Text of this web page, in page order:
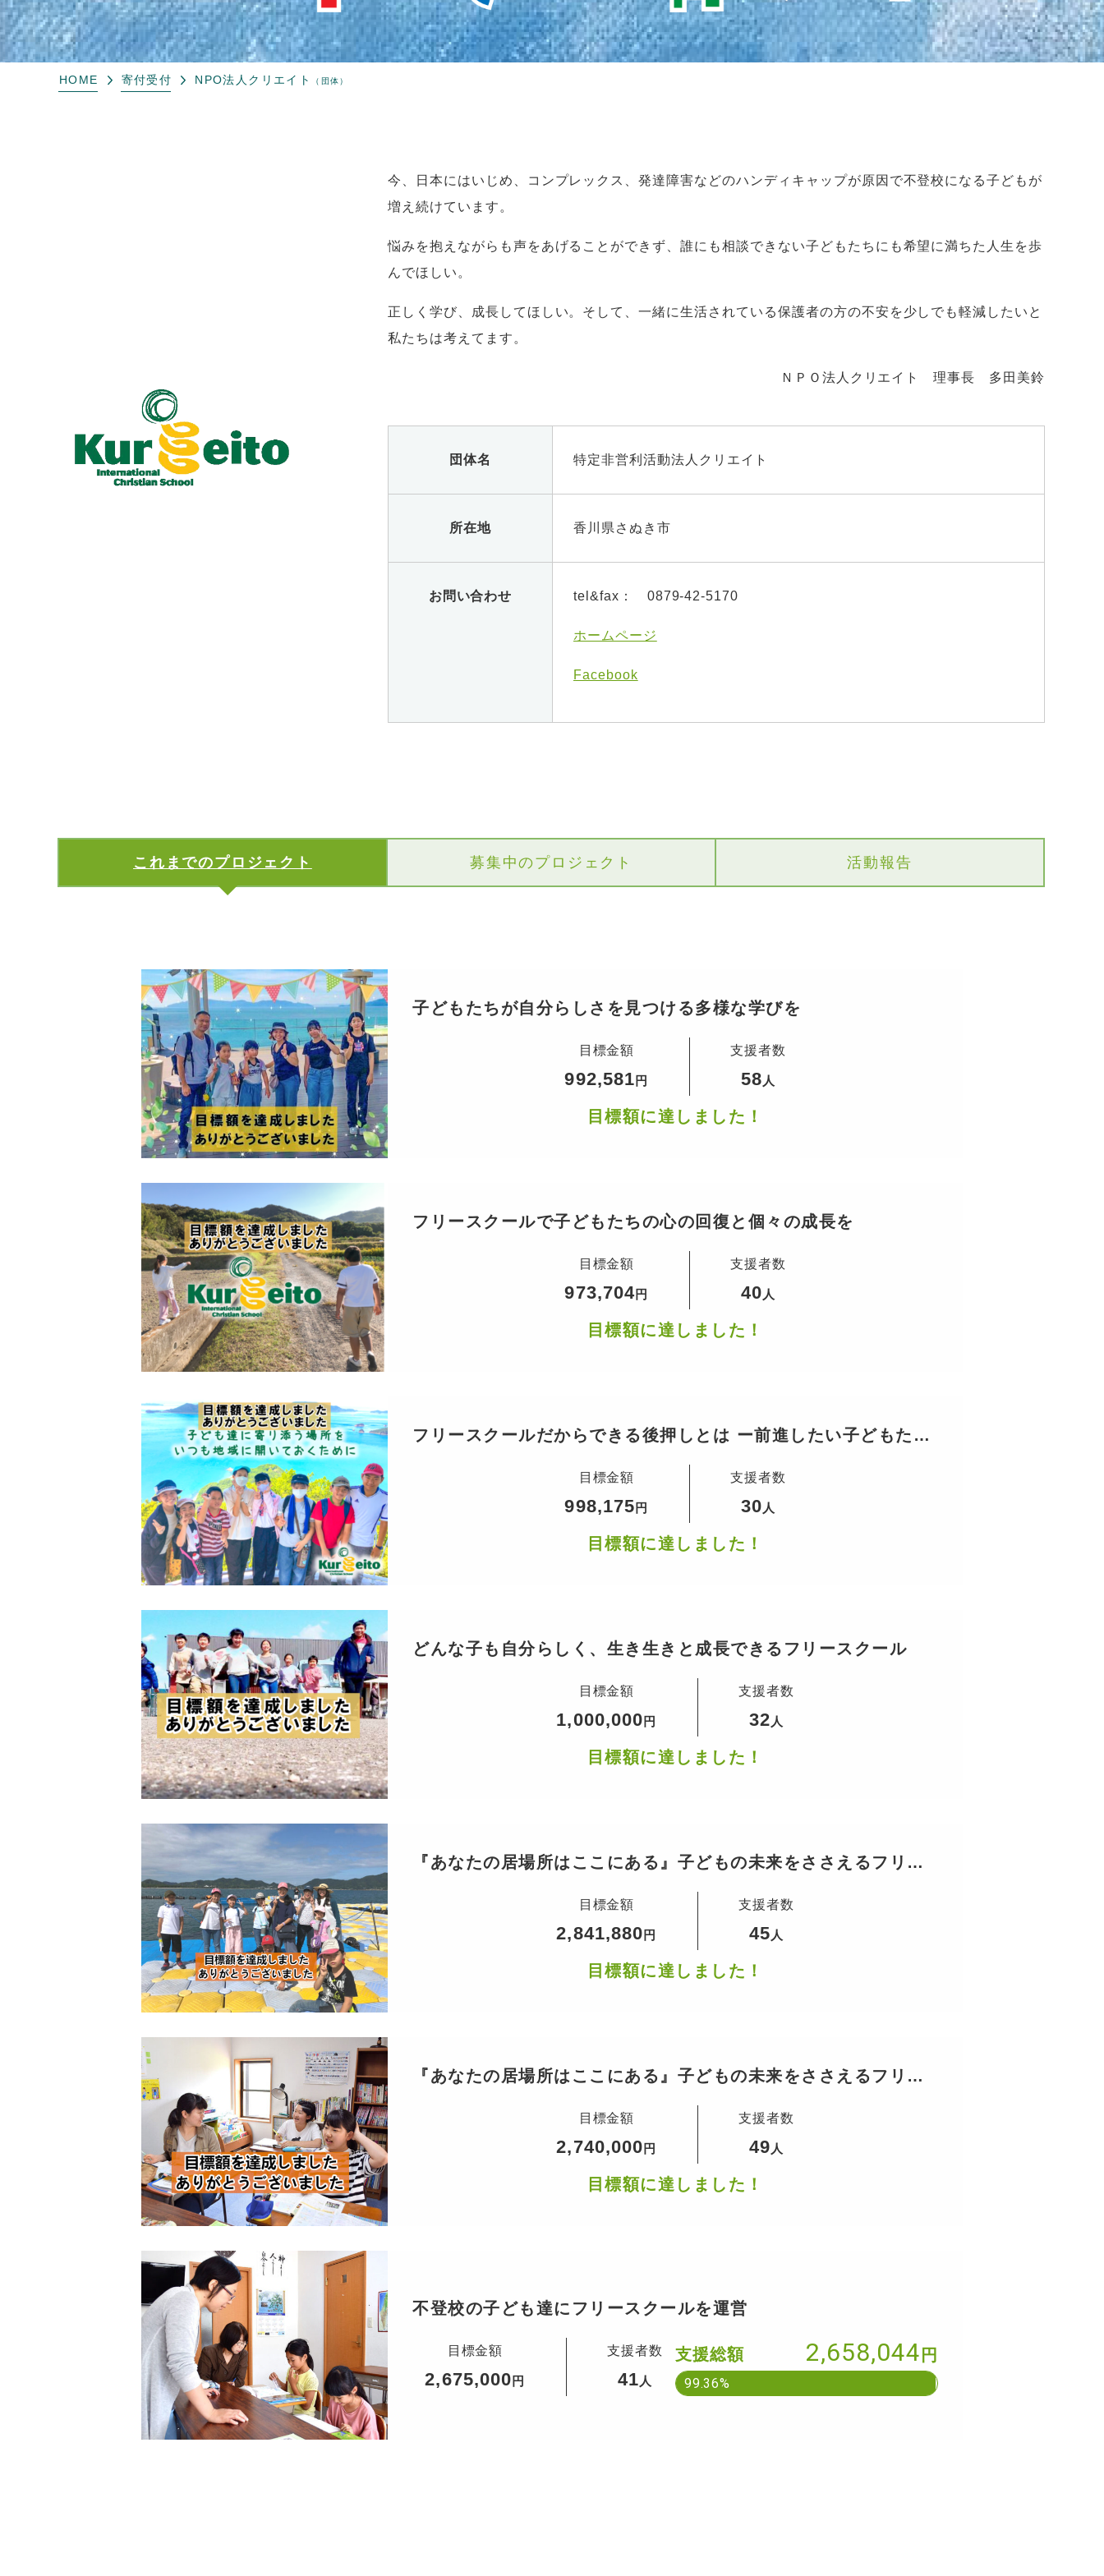
HOME 寄付受付 NPO法人クリエイト （団体）
今、日本にはいじめ、コンプレックス、発達障害などのハンディキャップが原因で不登校になる子どもが
増え続けています。
悩みを抱えながらも声をあげることができず、誰にも相談できない子どもたちにも希望に満ちた人生を歩
んでほしい。
正しく学び、成長してほしい。そして、一緒に生活されている保護者の方の不安を少しでも軽減したいと
私たちは考えてます。
ＮＰＯ法人クリエイト 理事長 多田美鈴
団体名 特定非営利活動法人クリエイト
所在地 香川県さぬき市
お問い合わせ tel&fax： 0879-42-5170
ホームページ
Facebook
これまでのプロジェクト 募集中のプロジェクト 活動報告
子どもたちが自分らしさを見つける多様な学びを
目標金額
992,581 円
支援者数
58 人
目標額に達しました！
フリースクールで子どもたちの心の回復と個々の成長を
目標金額
973,704円
支援者数
40 人
目標額に達しました！
フリースクールだからできる後押しとは ー前進したい子どもたち
目標金額
998,175 円
支援者数
30 人
目標額に達しました！
どんな子も自分らしく、生き生きと成長できるフリースクール
目標金額
1,000,000 円
支援者数
32 人
目標額に達しました！
『あなたの居場所はここにある』子どもの未来をささえるフリー
目標金額
2,841,880 円
支援者数
45 人
目標額に達しました！
『あなたの居場所はここにある』子どもの未来をささえるフリー
目標金額
2,740,000 円
支援者数
49 人
目標額に達しました！
不登校の子ども達にフリースクールを運営
目標金額
2,675,000 円
支援者数
41 人
支援総額 2,658,044 円
99.36%